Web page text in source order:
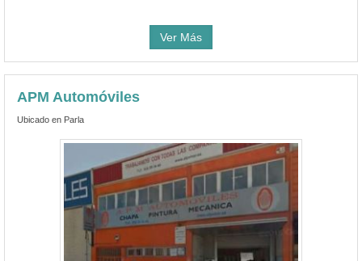
Ver Más
APM Automóviles
Ubicado en Parla